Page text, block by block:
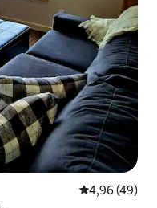
4,96 de uma
4,96 (49)